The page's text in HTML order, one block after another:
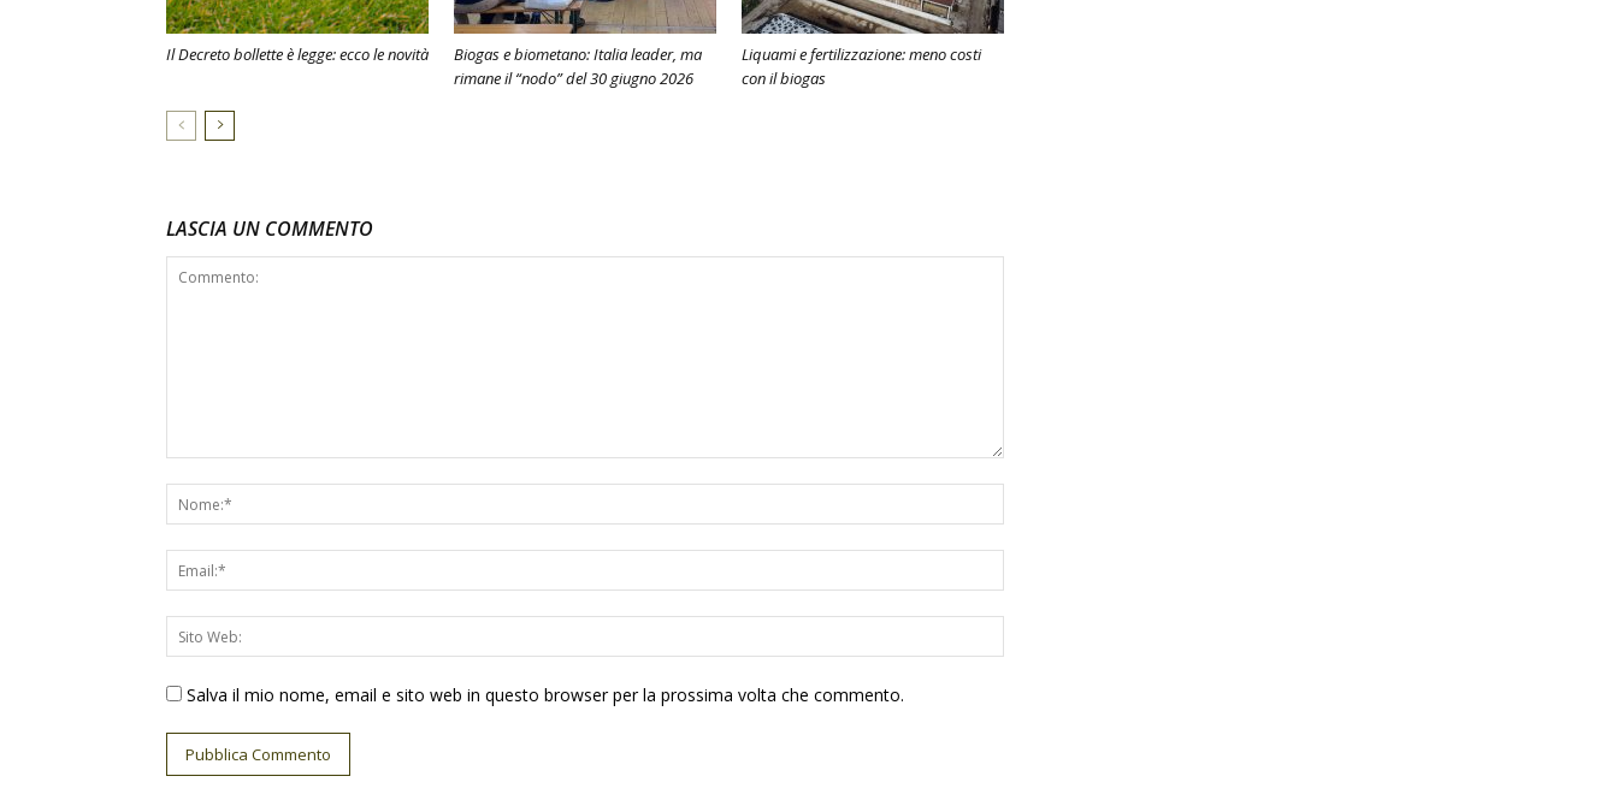
Il Decreto bollette è legge: ecco le novità
Biogas e biometano: Italia leader, ma
rimane il “nodo” del 30 giugno 2026
Liquami e fertilizzazione: meno costi
con il biogas
LASCIA UN COMMENTO
Salva il mio nome, email e sito web in questo browser per la prossima volta che commento.